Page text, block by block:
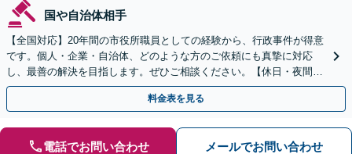
国や自治体相手
【全国対応】20年間の市役所職員としての経験から、行政事件が得意
です。個人・企業・自治体、どのような方のご依頼にも真摯に対応
し、最善の解決を目指します。ぜひご相談ください。【休日・夜間相
談可】【ビデオ面談可】【銀座駅1分】
料金表を見る
電話でお問い合わせ メールでお問い合わせ